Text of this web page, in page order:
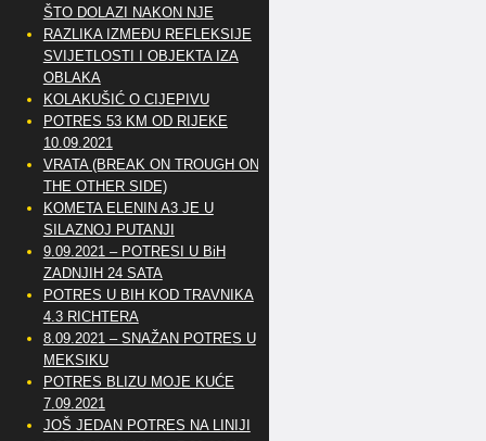
ŠTO DOLAZI NAKON NJE
RAZLIKA IZMEĐU REFLEKSIJE
SVIJETLOSTI I OBJEKTA IZA
OBLAKA
KOLAKUŠIĆ O CIJEPIVU
POTRES 53 KM OD RIJEKE
10.09.2021
VRATA (BREAK ON TROUGH ON
THE OTHER SIDE)
KOMETA ELENIN A3 JE U
SILAZNOJ PUTANJI
9.09.2021 – POTRESI U BiH
ZADNJIH 24 SATA
POTRES U BIH KOD TRAVNIKA
4.3 RICHTERA
8.09.2021 – SNAŽAN POTRES U
MEKSIKU
POTRES BLIZU MOJE KUĆE
7.09.2021
JOŠ JEDAN POTRES NA LINIJI